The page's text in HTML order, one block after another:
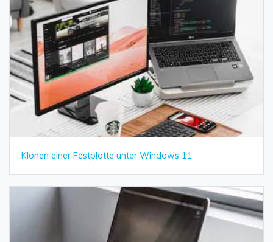
Klonen einer Festplatte unter Windows 11